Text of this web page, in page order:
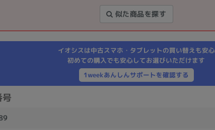
似た商品を探す
イオシスは中古スマホ・タブレットの買い替えも安心
初めての購入でも安心してお選びいただけます
1weekあんしんサポートを確認する
号
VAIO
メーカー
Apple SONY TOSHIBA
Asus HP